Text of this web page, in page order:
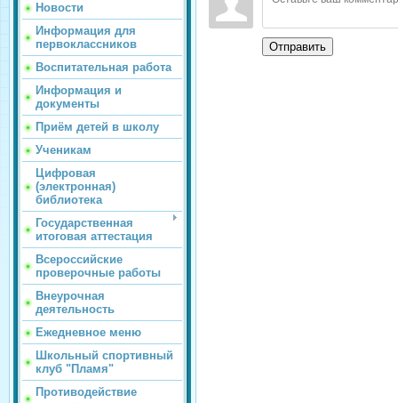
Новости
Информация для
первоклассников
Воспитательная работа
Информация и
документы
Приём детей в школу
Ученикам
Цифровая
(электронная)
библиотека
Государственная
итоговая аттестация
Всероссийские
проверочные работы
Внеурочная
деятельность
Ежедневное меню
Школьный спортивный
клуб "Пламя"
Противодействие
Отправить